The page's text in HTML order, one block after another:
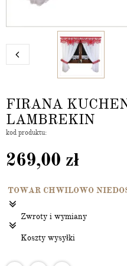
FIRANA
LAMBREKIN
kod produktu:
269,00 zł
TOWAR CHWILOWO
Zwroty i wymiany
Koszty wysyłki